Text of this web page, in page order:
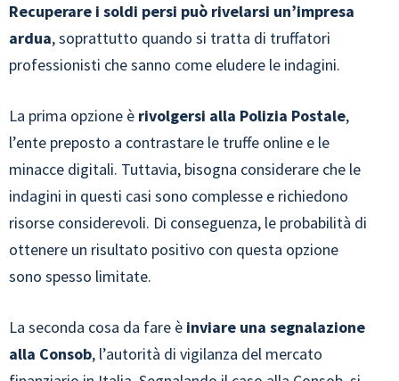
Recuperare i soldi persi può rivelarsi un’impresa
ardua, soprattutto quando si tratta di truffatori
professionisti che sanno come eludere le indagini.
La prima opzione è rivolgersi alla Polizia Postale,
l’ente preposto a contrastare le truffe online e le
minacce digitali. Tuttavia, bisogna considerare che le
indagini in questi casi sono complesse e richiedono
risorse considerevoli. Di conseguenza, le probabilità di
ottenere un risultato positivo con questa opzione
sono spesso limitate.
La seconda cosa da fare è inviare una segnalazione
alla Consob, l’autorità di vigilanza del mercato